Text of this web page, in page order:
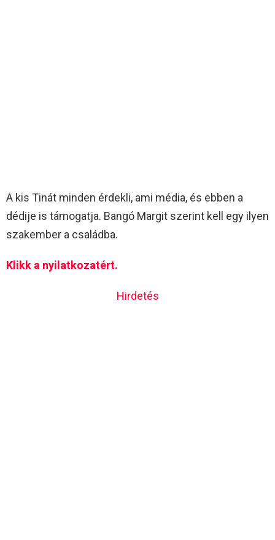
A kis Tinát minden érdekli, ami média, és ebben a
dédije is támogatja. Bangó Margit szerint kell egy ilyen
szakember a családba.
Klikk a nyilatkozatért.
Hirdetés